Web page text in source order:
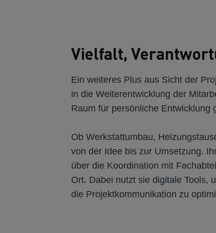
Vielfalt,
Ein weiteres Plus aus Sicht der
in die Weiterentwicklung der
Raum für persönliche Entwicklung
Ob Werkstattumbau,
von der Idee bis zur Umsetzung.
über die Koordination mit
Ort. Dabei nutzt sie digitale Tools,
die Projektkommunikation zu